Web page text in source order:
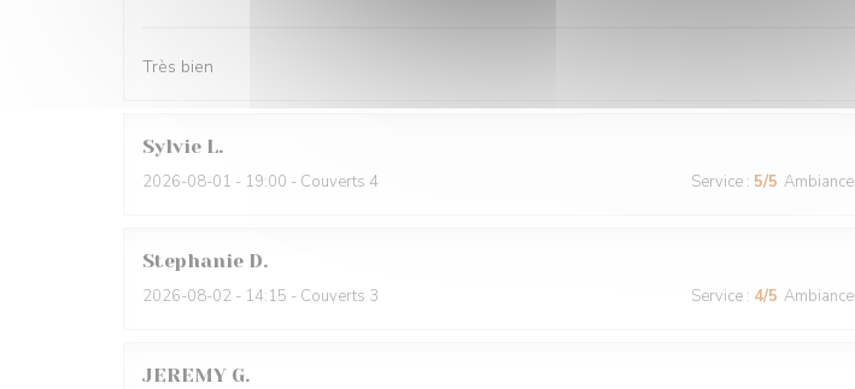
Très bien
Sylvie L
2026-08-01 - 19:00 - Couverts 4 Service : 5/5 Ambiance
Stephanie D
2026-08-02 - 14:15 - Couverts 3 Service : 4/5 Ambiance
JEREMY G